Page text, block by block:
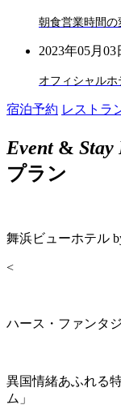
朝食営業時間の
2023年05月03
オフィシャル
宿泊予約 レストラ
Event& Stay
プラン
舞浜ビューホテル
<
ハース・ファンタ
異国情緒あふれる
ム」